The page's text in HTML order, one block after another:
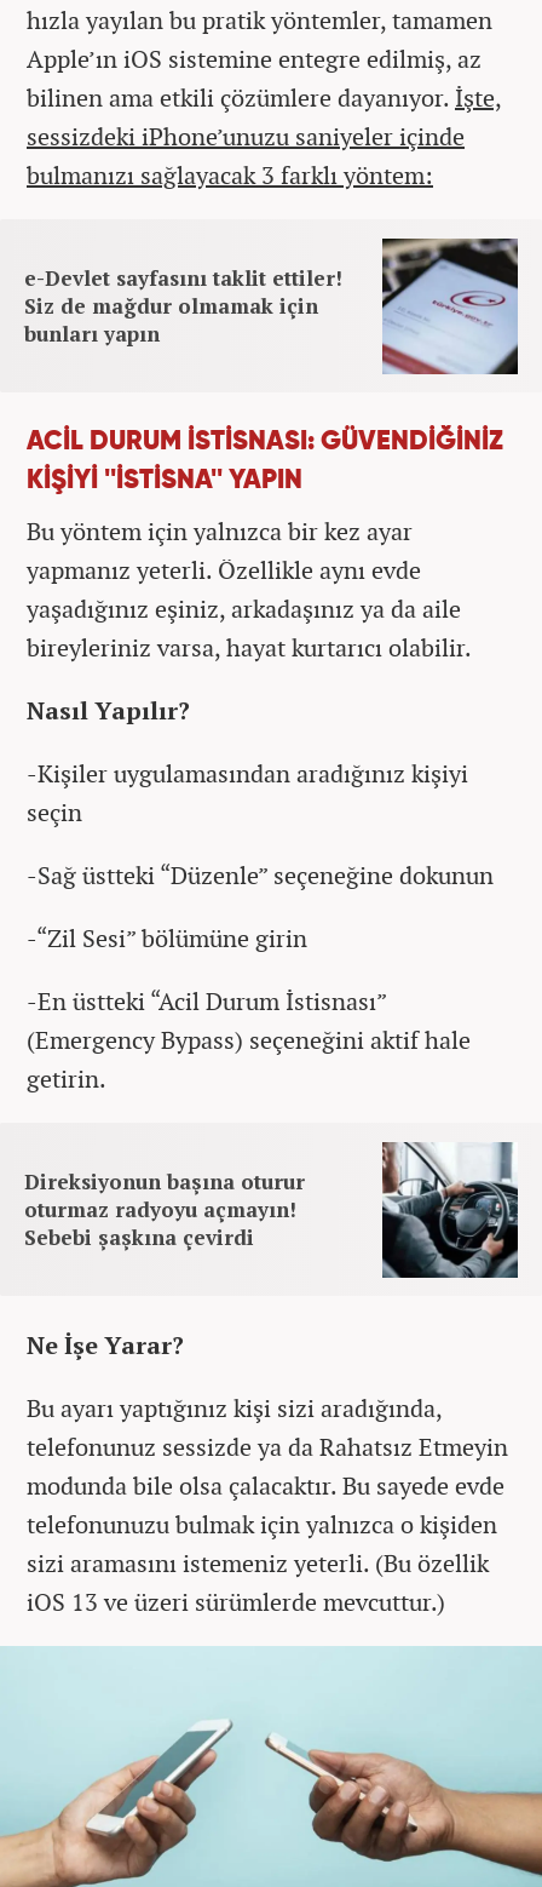
hızla yayılan bu pratik yöntemler, tamamen
Apple’ın iOS sistemine entegre edilmiş, az
bilinen ama etkili çözümlere dayanıyor. İşte,
sessizdeki iPhone’unuzu saniyeler içinde
bulmanızı sağlayacak 3 farklı yöntem:
e-Devlet sayfasını taklit ettiler!
Siz de mağdur olmamak için
bunları yapın
ACİL DURUM İSTİSNASI: GÜVENDİĞİNİZ
KİŞİYİ ''İSTİSNA'' YAPIN
Bu yöntem için yalnızca bir kez ayar
yapmanız yeterli. Özellikle aynı evde
yaşadığınız eşiniz, arkadaşınız ya da aile
bireyleriniz varsa, hayat kurtarıcı olabilir.
Nasıl Yapılır?
-Kişiler uygulamasından aradığınız kişiyi
seçin
-Sağ üstteki “Düzenle” seçeneğine dokunun
-“Zil Sesi” bölümüne girin
-En üstteki “Acil Durum İstisnası”
(Emergency Bypass) seçeneğini aktif hale
getirin.
Direksiyonun başına oturur
oturmaz radyoyu açmayın!
Sebebi şaşkına çevirdi
Ne İşe Yarar?
Bu ayarı yaptığınız kişi sizi aradığında,
telefonunuz sessizde ya da Rahatsız Etmeyin
modunda bile olsa çalacaktır. Bu sayede evde
telefonunuzu bulmak için yalnızca o kişiden
sizi aramasını istemeniz yeterli. (Bu özellik
iOS 13 ve üzeri sürümlerde mevcuttur.)